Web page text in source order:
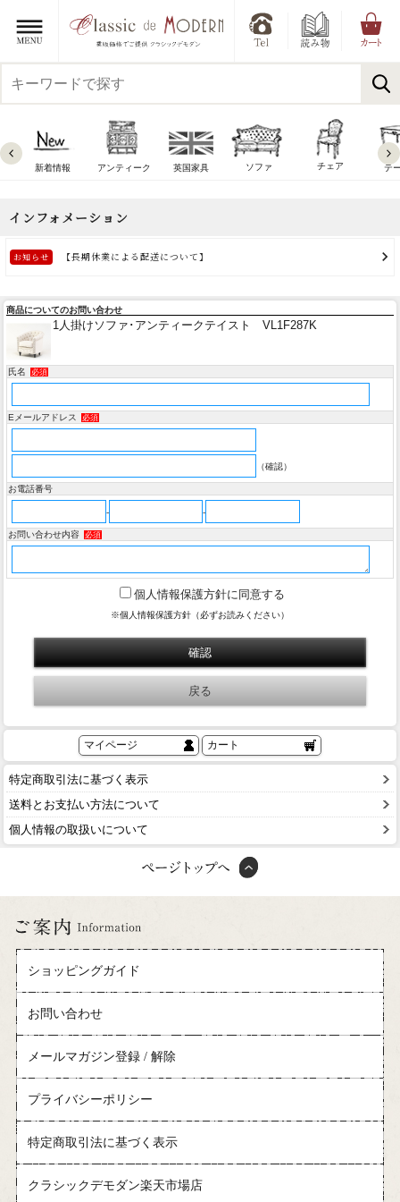
新着情報 アンティーク 英国家具 ソファ チェア テ
商品についてのお問い合わせ
1人掛けソファ･アンティークテイスト VL1F287K
氏名 必須
Eメールアドレス 必須
（確認）
お電話番号
- -
お問い合わせ内容 必須
個人情報保護方針に同意する
※個人情報保護方針（必ずお読みください）
マイページ カート
特定商取引法に基づく表示
送料とお支払い方法について
個人情報の取扱いについて
ショッピングガイド
お問い合わせ
メールマガジン登録 / 解除
プライバシーポリシー
特定商取引法に基づく表示
クラシックデモダン楽天市場店